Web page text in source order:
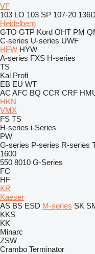
VF
103 LO 103 SP 107-20 136D
Heidelberg
GTO GTP Kord OHT PM
C-series U-series UWF
HFW HYW
A-series FXS H-series
TS
Kal Profi
EB EU WT
AC AFC BQ CCR CRF
HKN
VMX
FS TS
H-series i-Series
PW
G-series P-series R-series
1600
550 8010 G-Series
FC
HF
KR
Kaeser
AS BS ESD M-series SK
KKS
KK
Minarc
ZSW
Crambo Terminator